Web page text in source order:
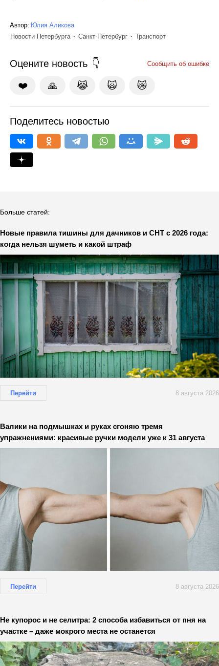
Автор: Юлия Аликова
Новости Петербурга
Санкт-Петербург Транспорт
Оцените новость Сообщить об ошибке
❤️ 🙏 😹 🙀 😿
Поделитесь новостью
Больше статей:
Новые правила тишины для дачников и СНТ с 2026 года:
когда нельзя шуметь и какой штраф
Перейти 8 августа 2026
Валики на подмышках и руках сгоняю тремя
упражнениями: красивые ручки модели уже к 31 августа
Перейти 8 августа 2026
Не купорос и не селитра: 2 способа избавиться от пня на
участке – даже мокрого места не останется